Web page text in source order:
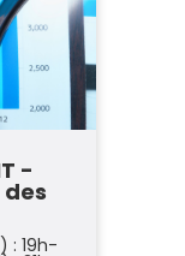
-
: 19h-